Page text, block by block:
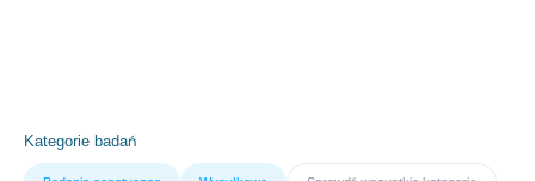
Kategorie badań